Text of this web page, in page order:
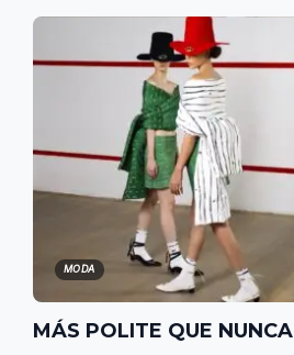
MODA
MÁS POLITE QUE NUNCA